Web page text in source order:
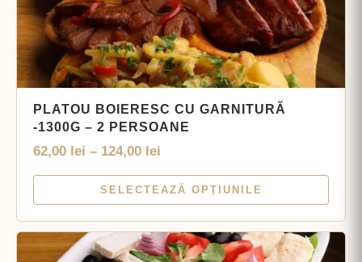
PLATOU BOIERESC CU GARNITURĂ
-1300G – 2 PERSOANE
62,00 lei – 124,00 lei
SELECTEAZĂ OPȚIUNILE